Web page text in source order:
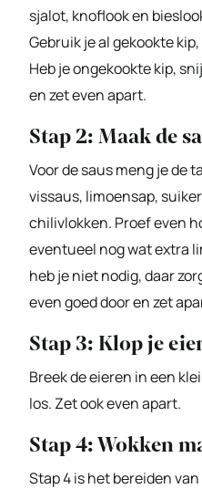
sjalot, knoflook en
Gebruik je al gekookte
Heb je ongekookte kip,
en zet even apart.
Stap 2: Maak de
Voor de saus meng je de
vissaus, limoensap,
chilivlokken. Proef even
eventueel nog wat extra
heb je niet nodig, daar
even goed door en zet
Stap 3: Klop je
Breek de eieren in een
los. Zet ook even apart.
Stap 4: Wokken
Stap 4 is het bereiden